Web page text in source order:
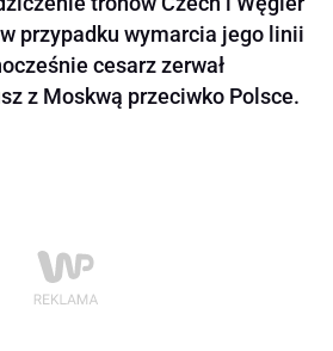
przypadku wymarcia jego linii
cesarz zerwał
z Moskwą przeciwko Polsce.